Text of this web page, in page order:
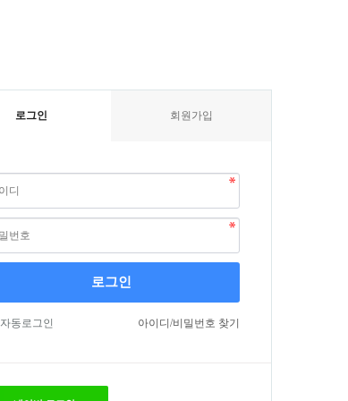
로그인 회원가입
로그인
자동로그인 아이디/비밀번호 찾기